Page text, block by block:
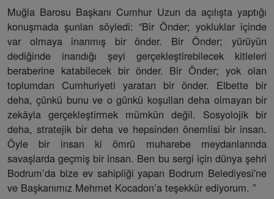
Muğla Barosu Başkanı Cumhur Uzun da açılışta yaptığı
konuşmada şunları söyledi: “Bir Önder; yokluklar içinde
var olmaya inanmış bir önder. Bir Önder; yürüyün
dediğinde inandığı şeyi gerçekleştirebilecek kitleleri
beraberine katabilecek bir önder. Bir Önder; yok olan
toplumdan Cumhuriyeti yaratan bir önder. Elbette bir
deha, çünkü bunu ve o günkü koşulları deha olmayan bir
zekâyla gerçekleştirmek mümkün değil. Sosyolojik bir
deha, stratejik bir deha ve hepsinden önemlisi bir insan.
Öyle bir insan ki ömrü muharebe meydanlarında
savaşlarda geçmiş bir insan. Ben bu sergi için dünya şehri
Bodrum’da bize ev sahipliği yapan Bodrum Belediyesi'ne
ve Başkanımız Mehmet Kocadon’a teşekkür ediyorum. ”